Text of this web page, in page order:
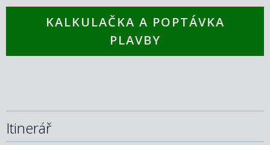
KALKULAČKA A POPTÁVKA
PLAVBY
Itinerář